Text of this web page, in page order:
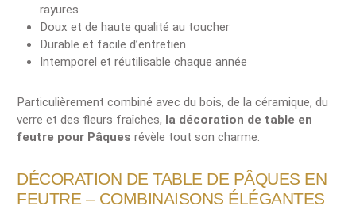
rayures
Doux et de haute qualité au toucher
Durable et facile d’entretien
Intemporel et réutilisable chaque année
Particulièrement combiné avec du bois, de la céramique, du
verre et des fleurs fraîches, la décoration de table en
feutre pour Pâques révèle tout son charme.
DÉCORATION DE TABLE DE PÂQUES EN
FEUTRE – COMBINAISONS ÉLÉGANTES